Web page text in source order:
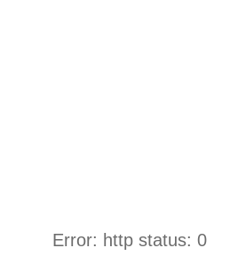
Error: http status: 0